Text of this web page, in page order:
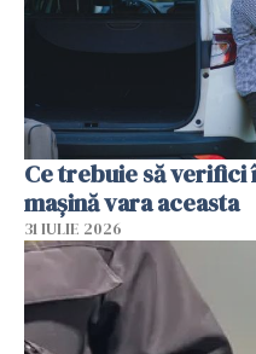
Ce trebuie să verifici
mașină vara aceasta
31 IULIE 2026